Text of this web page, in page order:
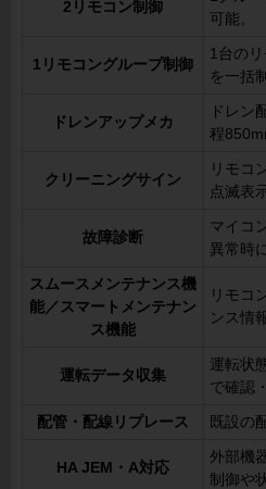
2リモコン制御
可能。
1リモコングループ制御
1台の
を一括
ドレンアップメカ
ドレン
程
クリーニングサイン
リモコ
点滅表
故障診断
マイコ
異常時
スムースメンテナンス機
能／スマートメンテナン
ス機能
リモコ
ンス情
運転データ収集
運転状
で確認
配管・配線リプレース 既設の
HA JEM・A対応
外部機
制御や